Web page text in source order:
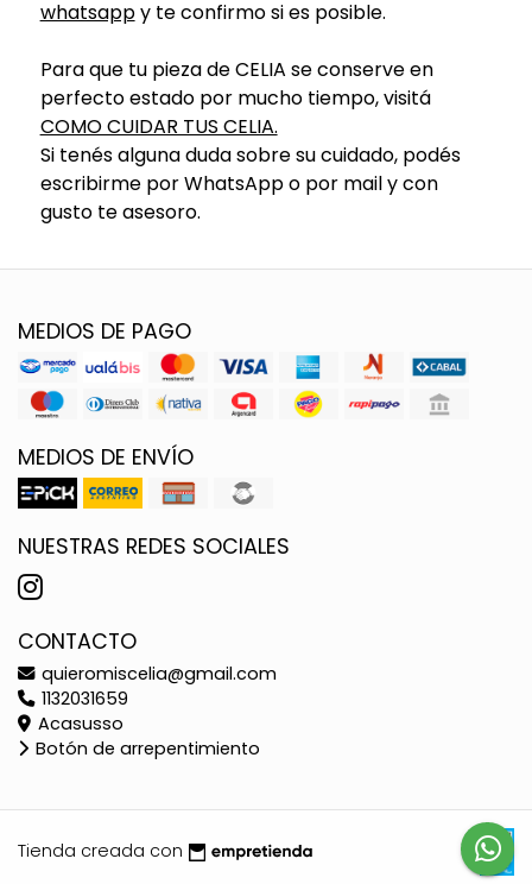
whatsappy te confirmo si es posible.
Para que tu pieza de CELIA se conserve en
perfecto estado por mucho tiempo, visitá
COMO CUIDAR TUS CELIA.
Si tenés alguna duda sobre su cuidado, podés
escribirme por WhatsApp o por mail y con
gusto te asesoro.
MEDIOS DE PAGO
MEDIOS DE ENVÍO
NUESTRAS REDES SOCIALES
CONTACTO
quieromiscelia@gmail.com
1132031659
Acasusso
Botón de arrepentimiento
Tienda creada con